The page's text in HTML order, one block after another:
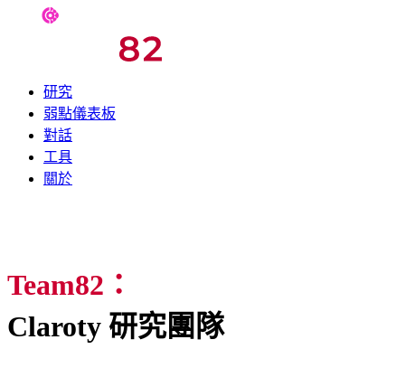
研究
弱點儀表板
對話
工具
關於
Team82：
Claroty 研究團隊